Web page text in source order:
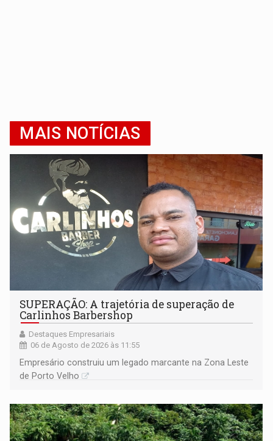
MAIS NOTÍCIAS
SUPERAÇÃO: A trajetória de superação de
Carlinhos Barbershop
Destaques Empresariais
06 de Agosto de 2026 às 11:55
Empresário construiu um legado marcante na Zona Leste
de Porto Velho